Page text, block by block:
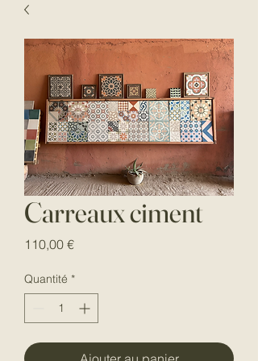
Carreaux ciment
110,00 €Prix
Quantité *